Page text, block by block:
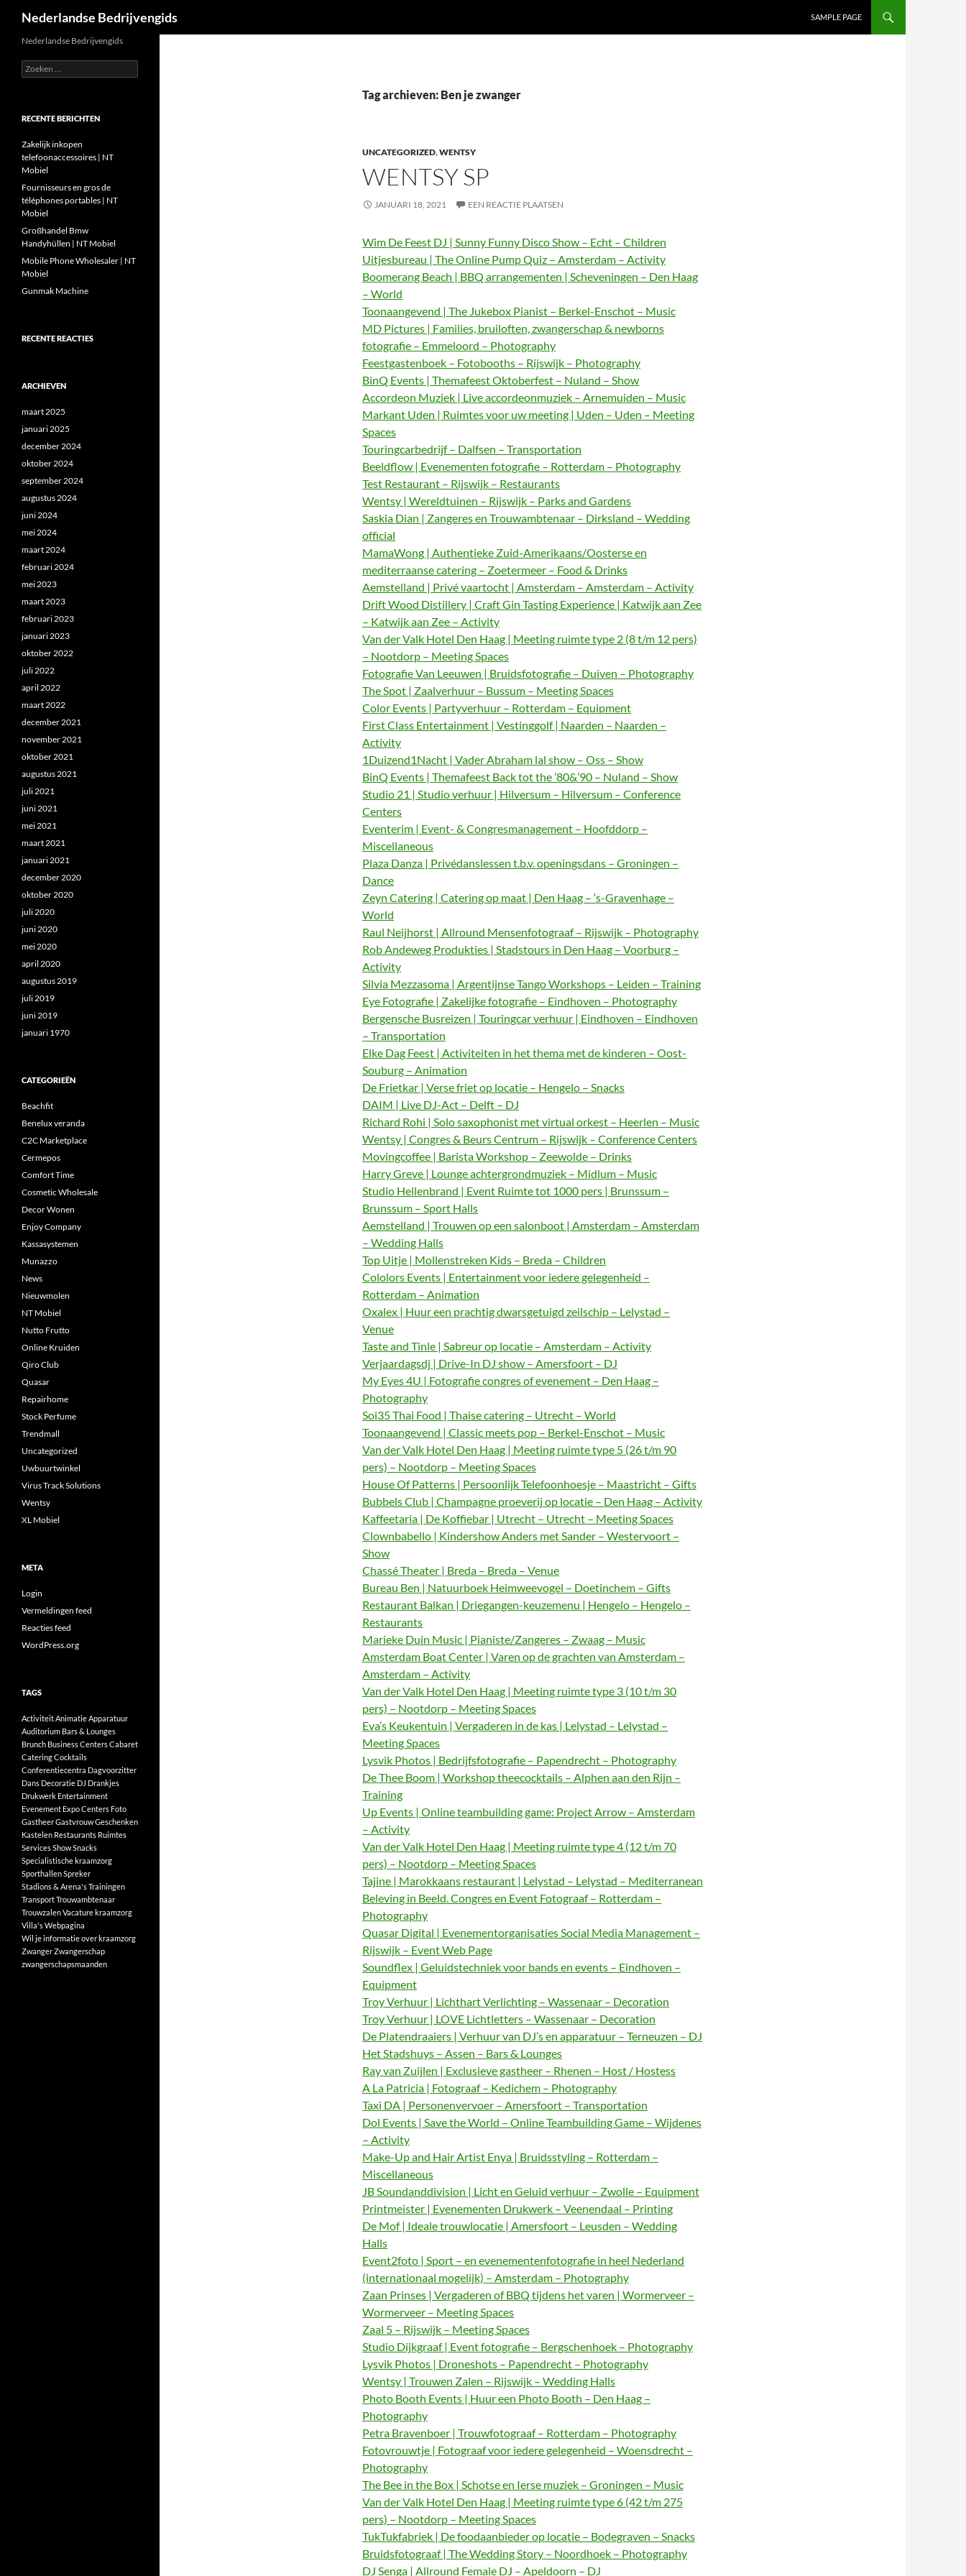
Nederlandse Bedrijvengids SAMPLE PAGE
Tag archieven: Ben je zwanger
UNCATEGORIZED,WENTSY
WENTSY SP
JANUARI 18, 2021 EEN REACTIE PLAATSEN
Wim De Feest DJ | Sunny Funny Disco Show – Echt – Children
Uitjesbureau | The Online Pump Quiz – Amsterdam – Activity
Boomerang Beach | BBQ arrangementen | Scheveningen – Den Haag
– World
Toonaangevend | The Jukebox Pianist – Berkel-Enschot – Music
MD Pictures | Families, bruiloften, zwangerschap & newborns
fotografie – Emmeloord – Photography
Feestgastenboek – Fotobooths – Rijswijk – Photography
BinQ Events | Themafeest Oktoberfest – Nuland – Show
Accordeon Muziek | Live accordeonmuziek – Arnemuiden – Music
Markant Uden | Ruimtes voor uw meeting | Uden – Uden – Meeting
Spaces
Touringcarbedrijf – Dalfsen – Transportation
Beeldflow | Evenementen fotografie – Rotterdam – Photography
Test Restaurant – Rijswijk – Restaurants
Wentsy | Wereldtuinen – Rijswijk – Parks and Gardens
Saskia Dian | Zangeres en Trouwambtenaar – Dirksland – Wedding
official
MamaWong | Authentieke Zuid-Amerikaans/Oosterse en
mediterraanse catering – Zoetermeer – Food & Drinks
Aemstelland | Privé vaartocht | Amsterdam – Amsterdam – Activity
Drift Wood Distillery | Craft Gin Tasting Experience | Katwijk aan Zee
– Katwijk aan Zee – Activity
Van der Valk Hotel Den Haag | Meeting ruimte type 2 (8 t/m 12 pers)
– Nootdorp – Meeting Spaces
Fotografie Van Leeuwen | Bruidsfotografie – Duiven – Photography
The Spot | Zaalverhuur – Bussum – Meeting Spaces
Color Events | Partyverhuur – Rotterdam – Equipment
First Class Entertainment | Vestinggolf | Naarden – Naarden –
Activity
1Duizend1Nacht | Vader Abraham lal show – Oss – Show
BinQ Events | Themafeest Back tot the ’80&’90 – Nuland – Show
Studio 21 | Studio verhuur | Hilversum – Hilversum – Conference
Centers
Eventerim | Event- & Congresmanagement – Hoofddorp –
Miscellaneous
Plaza Danza | Privédanslessen t.b.v. openingsdans – Groningen –
Dance
Zeyn Catering | Catering op maat | Den Haag – ‘s-Gravenhage –
World
Raul Neijhorst | Allround Mensenfotograaf – Rijswijk – Photography
Rob Andeweg Produkties | Stadstours in Den Haag – Voorburg –
Activity
Silvia Mezzasoma | Argentijnse Tango Workshops – Leiden – Training
Eye Fotografie | Zakelijke fotografie – Eindhoven – Photography
Bergensche Busreizen | Touringcar verhuur | Eindhoven – Eindhoven
– Transportation
Elke Dag Feest | Activiteiten in het thema met de kinderen – Oost-
Souburg – Animation
De Frietkar | Verse friet op locatie – Hengelo – Snacks
DAIM | Live DJ-Act – Delft – DJ
Richard Rohi | Solo saxophonist met virtual orkest – Heerlen – Music
Wentsy | Congres & Beurs Centrum – Rijswijk – Conference Centers
Movingcoffee | Barista Workshop – Zeewolde – Drinks
Harry Greve | Lounge achtergrondmuziek – Midlum – Music
Studio Hellenbrand | Event Ruimte tot 1000 pers | Brunssum –
Brunssum – Sport Halls
Aemstelland | Trouwen op een salonboot | Amsterdam – Amsterdam
– Wedding Halls
Top Uitje | Mollenstreken Kids – Breda – Children
Cololors Events | Entertainment voor iedere gelegenheid –
Rotterdam – Animation
Oxalex | Huur een prachtig dwarsgetuigd zeilschip – Lelystad –
Venue
Taste and Tinle | Sabreur op locatie – Amsterdam – Activity
Verjaardagsdj | Drive-In DJ show – Amersfoort – DJ
My Eyes 4U | Fotografie congres of evenement – Den Haag –
Photography
Soi35 Thai Food | Thaise catering – Utrecht – World
Toonaangevend | Classic meets pop – Berkel-Enschot – Music
Van der Valk Hotel Den Haag | Meeting ruimte type 5 (26 t/m 90
pers) – Nootdorp – Meeting Spaces
House Of Patterns | Persoonlijk Telefoonhoesje – Maastricht – Gifts
Bubbels Club | Champagne proeverij op locatie – Den Haag – Activity
Kaffeetaria | De Koffiebar | Utrecht – Utrecht – Meeting Spaces
Clownbabello | Kindershow Anders met Sander – Westervoort –
Show
Chassé Theater | Breda – Breda – Venue
Bureau Ben | Natuurboek Heimweevogel – Doetinchem – Gifts
Restaurant Balkan | Driegangen-keuzemenu | Hengelo – Hengelo –
Restaurants
Marieke Duin Music | Pianiste/Zangeres – Zwaag – Music
Amsterdam Boat Center | Varen op de grachten van Amsterdam –
Amsterdam – Activity
Van der Valk Hotel Den Haag | Meeting ruimte type 3 (10 t/m 30
pers) – Nootdorp – Meeting Spaces
Eva’s Keukentuin | Vergaderen in de kas | Lelystad – Lelystad –
Meeting Spaces
Lysvik Photos | Bedrijfsfotografie – Papendrecht – Photography
De Thee Boom | Workshop theecocktails – Alphen aan den Rijn –
Training
Up Events | Online teambuilding game: Project Arrow – Amsterdam
– Activity
Van der Valk Hotel Den Haag | Meeting ruimte type 4 (12 t/m 70
pers) – Nootdorp – Meeting Spaces
Tajine | Marokkaans restaurant | Lelystad – Lelystad – Mediterranean
Beleving in Beeld. Congres en Event Fotograaf – Rotterdam –
Photography
Quasar Digital | Evenementorganisaties Social Media Management –
Rijswijk – Event Web Page
Soundflex | Geluidstechniek voor bands en events – Eindhoven –
Equipment
Troy Verhuur | Lichthart Verlichting – Wassenaar – Decoration
Troy Verhuur | LOVE Lichtletters – Wassenaar – Decoration
De Platendraaiers | Verhuur van DJ’s en apparatuur – Terneuzen – DJ
Het Stadshuys – Assen – Bars & Lounges
Ray van Zuijlen | Exclusieve gastheer – Rhenen – Host / Hostess
A La Patricia | Fotograaf – Kedichem – Photography
Taxi DA | Personenvervoer – Amersfoort – Transportation
Dol Events | Save the World – Online Teambuilding Game – Wijdenes
– Activity
Make-Up and Hair Artist Enya | Bruidsstyling – Rotterdam –
Miscellaneous
JB Soundanddivision | Licht en Geluid verhuur – Zwolle – Equipment
Printmeister | Evenementen Drukwerk – Veenendaal – Printing
De Mof | Ideale trouwlocatie | Amersfoort – Leusden – Wedding
Halls
Event2foto | Sport – en evenementenfotografie in heel Nederland
(internationaal mogelijk) – Amsterdam – Photography
Zaan Prinses | Vergaderen of BBQ tijdens het varen | Wormerveer –
Wormerveer – Meeting Spaces
Zaal 5 – Rijswijk – Meeting Spaces
Studio Dijkgraaf | Event fotografie – Bergschenhoek – Photography
Lysvik Photos | Droneshots – Papendrecht – Photography
Wentsy | Trouwen Zalen – Rijswijk – Wedding Halls
Photo Booth Events | Huur een Photo Booth – Den Haag –
Photography
Petra Bravenboer | Trouwfotograaf – Rotterdam – Photography
Fotovrouwtje | Fotograaf voor iedere gelegenheid – Woensdrecht –
Photography
The Bee in the Box | Schotse en Ierse muziek – Groningen – Music
Van der Valk Hotel Den Haag | Meeting ruimte type 6 (42 t/m 275
pers) – Nootdorp – Meeting Spaces
TukTukfabriek | De foodaanbieder op locatie – Bodegraven – Snacks
Bruidsfotograaf | The Wedding Story – Noordhoek – Photography
DJ Senga | Allround Female DJ – Apeldoorn – DJ
Nederlandse Bedrijvengids
Zoeken
naar:
RECENTE BERICHTEN
Zakelijk inkopen
telefoonaccessoires | NT
Mobiel
Fournisseurs en gros de
téléphones portables | NT
Mobiel
Großhandel Bmw
Handyhüllen | NT Mobiel
Mobile Phone Wholesaler | NT
Mobiel
Gunmak Machine
RECENTE REACTIES
ARCHIEVEN
maart 2025
januari 2025
december 2024
oktober 2024
september 2024
augustus 2024
juni 2024
mei 2024
maart 2024
februari 2024
mei 2023
maart 2023
februari 2023
januari 2023
oktober 2022
juli 2022
april 2022
maart 2022
december 2021
november 2021
oktober 2021
augustus 2021
juli 2021
juni 2021
mei 2021
maart 2021
januari 2021
december 2020
oktober 2020
juli 2020
juni 2020
mei 2020
april 2020
augustus 2019
juli 2019
juni 2019
januari 1970
CATEGORIEËN
Beachfit
Benelux veranda
C2C Marketplace
Cermepos
Comfort Time
Cosmetic Wholesale
Decor Wonen
Enjoy Company
Kassasystemen
Munazzo
News
Nieuwmolen
NT Mobiel
Nutto Frutto
Online Kruiden
Qiro Club
Quasar
Repairhome
Stock Perfume
Trendmall
Uncategorized
Uwbuurtwinkel
Virus Track Solutions
Wentsy
XL Mobiel
META
Login
Vermeldingen feed
Reacties feed
WordPress.org
TAGS
ActiviteitAnimatieApparatuur
Auditorium Bars & Lounges
Brunch Business CentersCabaret
CateringCocktails
Conferentiecentra Dagvoorzitter
Dans Decoratie DJ Drankjes
Drukwerk Entertainment
Evenement Expo Centers Foto
GastheerGastvrouwGeschenken
Kastelen Restaurants Ruimtes
ServicesShowSnacks
Specialistische kraamzorg
SporthallenSpreker
Stadions & Arena'sTrainingen
TransportTrouwambtenaar
TrouwzalenVacature kraamzorg
Villa'sWebpagina
Wil je informatie over kraamzorg
ZwangerZwangerschap
zwangerschapsmaanden